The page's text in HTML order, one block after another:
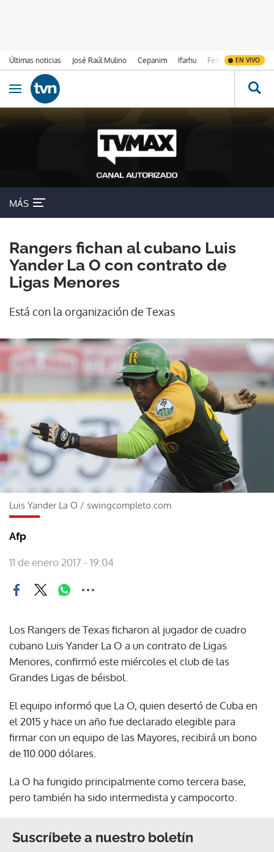
Últimas noticias José Raúl Mulino Cepanim Ifarhu Fenómeno de El
EN VIVO
Ir al contenido
Obrir navegació
MÁS
Rangers fichan al cubano Luis
Yander La O con contrato de
Ligas Menores
Está con la organización de Texas
Luis Yander La O / swingcompleto.com
Afp
11 de enero 2017 - 19:04
Los Rangers de Texas ficharon al jugador de cuadro
cubano Luis Yander La O a un contrato de Ligas
Menores, confirmó este miércoles el club de las
Grandes Ligas de béisbol.
El equipo informó que La O, quien desertó de Cuba en
el 2015 y hace un año fue declarado elegible para
firmar con un equipo de las Mayores, recibirá un bono
de 110.000 dólares.
La O ha fungido principalmente como tercera base,
pero también ha sido intermedista y campocorto.
Suscríbete a nuestro boletín